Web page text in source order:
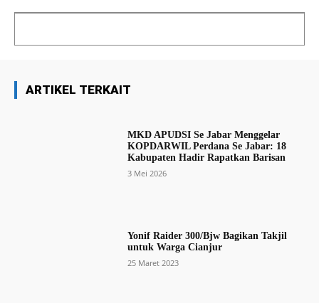
ARTIKEL TERKAIT
MKD APUDSI Se Jabar Menggelar
KOPDARWIL Perdana Se Jabar: 18
Kabupaten Hadir Rapatkan Barisan
3 Mei 2026
Yonif Raider 300/Bjw Bagikan Takjil
untuk Warga Cianjur
25 Maret 2023